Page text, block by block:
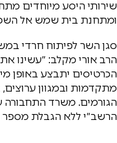
שירותי היסע מיוחדים
ומתחנת בית שמש אל
סגן השר לפיתוח חרדי
הרב אורי מקלב: ״עשינו
הכרטיסים יתבצע באופן
מתקדמות ובמגוון
הגורמים. משרד התחבורה
הרשב״י ללא הגבלת מספר